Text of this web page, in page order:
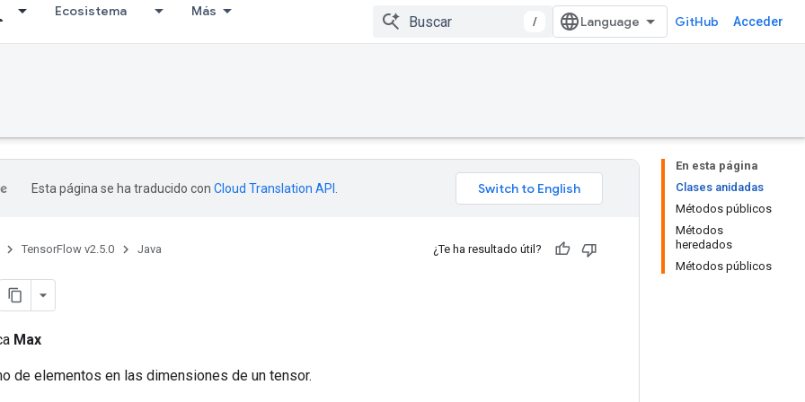
Ecosistema Más
/ GitHub Acceder
En esta página
Clases anidadas
Métodos públicos
Métodos
heredados
Métodos públicos
Esta página se ha traducido con Cloud Translation API
TensorFlow v2.5.0 Java ¿Te ha resultado útil?
Max
de elementos en las dimensiones de un tensor.